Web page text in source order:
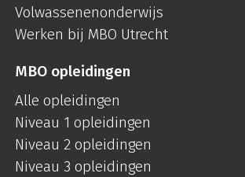
Volwassenenonderwijs
Werken bij MBO Utrecht
MBO opleidingen
Alle opleidingen
Niveau 1 opleidingen
Niveau 2 opleidingen
Niveau 3 opleidingen